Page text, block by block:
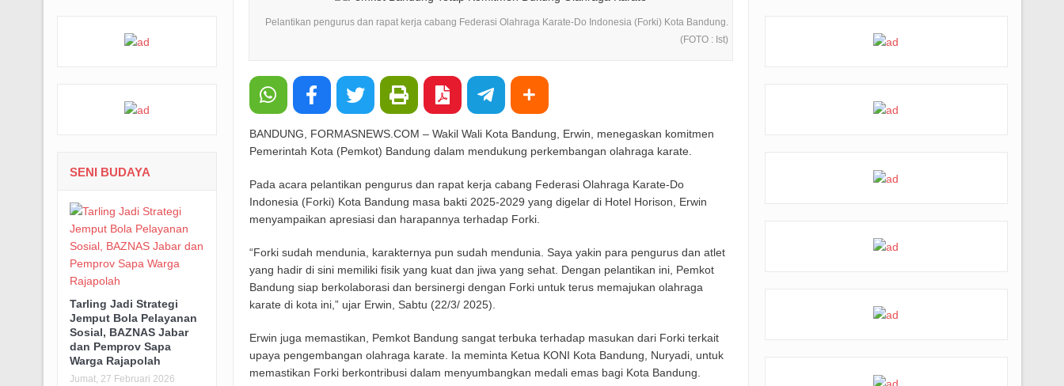
Pelantikan pengurus dan rapat kerja cabang Federasi Olahraga Karate-Do Indonesia (Forki) Kota Bandung.
(FOTO : Ist)
BANDUNG, FORMASNEWS.COM – Wakil Wali Kota Bandung, Erwin, menegaskan komitmen
Pemerintah Kota (Pemkot) Bandung dalam mendukung perkembangan olahraga karate.
Pada acara pelantikan pengurus dan rapat kerja cabang Federasi Olahraga Karate-Do
Indonesia (Forki) Kota Bandung masa bakti 2025-2029 yang digelar di Hotel Horison, Erwin
menyampaikan apresiasi dan harapannya terhadap Forki.
“Forki sudah mendunia, karakternya pun sudah mendunia. Saya yakin para pengurus dan atlet
yang hadir di sini memiliki fisik yang kuat dan jiwa yang sehat. Dengan pelantikan ini, Pemkot
Bandung siap berkolaborasi dan bersinergi dengan Forki untuk terus memajukan olahraga
karate di kota ini,” ujar Erwin, Sabtu (22/3/ 2025).
Erwin juga memastikan, Pemkot Bandung sangat terbuka terhadap masukan dari Forki terkait
upaya pengembangan olahraga karate. Ia meminta Ketua KONI Kota Bandung, Nuryadi, untuk
memastikan Forki berkontribusi dalam menyumbangkan medali emas bagi Kota Bandung.
SENI BUDAYA
Tarling Jadi Strategi
Jemput Bola Pelayanan
Sosial, BAZNAS Jabar
dan Pemprov Sapa
Warga Rajapolah
Jumat, 27 Februari 2026